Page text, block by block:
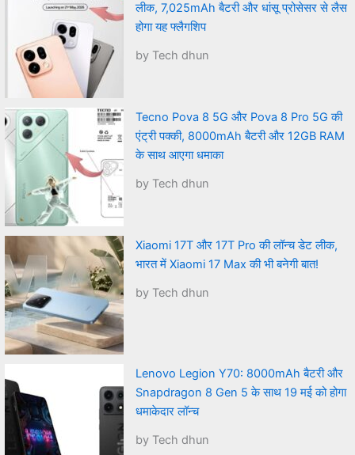
लीक, 7,025mAh बैटरी और धांसू प्रोसेसर से लैस
होगा यह फ्लैगशिप
by Tech dhun
Tecno Pova 8 5G और Pova 8 Pro 5G की
एंट्री पक्की, 8000mAh बैटरी और 12GB RAM
के साथ आएगा धमाका
by Tech dhun
Xiaomi 17T और 17T Pro की लॉन्च डेट लीक,
भारत में Xiaomi 17 Max की भी बनेगी बात!
by Tech dhun
Lenovo Legion Y70: 8000mAh बैटरी और
Snapdragon 8 Gen 5 के साथ 19 मई को होगा
धमाकेदार लॉन्च
by Tech dhun